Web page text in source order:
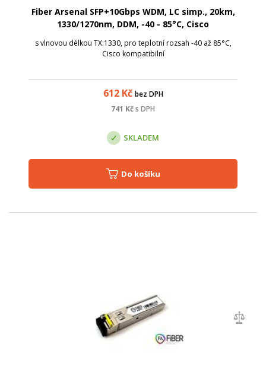
Fiber Arsenal SFP+10Gbps WDM, LC simp., 20km,
1330/1270nm, DDM, -40 - 85°C, Cisco
s vlnovou délkou TX:1330, pro teplotní rozsah -40 až 85°C,
Cisco kompatibilní
612Kč bez DPH
741 Kčs DPH
SKLADEM
Do košíku